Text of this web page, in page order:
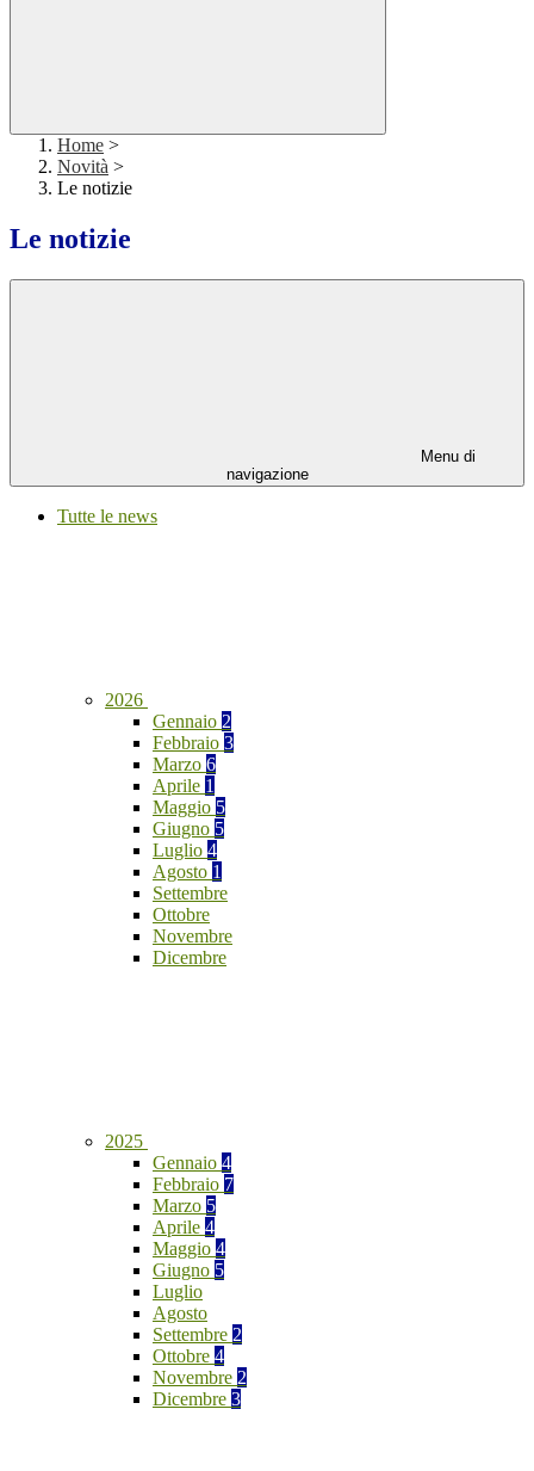
Home >
Novità >
Le notizie
Le notizie
Menu di
navigazione
Tutte le news
2026
Gennaio 2
Febbraio 3
Marzo 6
Aprile 1
Maggio 5
Giugno 5
Luglio 4
Agosto 1
Settembre
Ottobre
Novembre
Dicembre
2025
Gennaio 4
Febbraio 7
Marzo 5
Aprile 4
Maggio 4
Giugno 5
Luglio
Agosto
Settembre 2
Ottobre 4
Novembre 2
Dicembre 3